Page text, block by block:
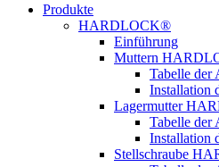
Produkte
HARDLOCK®
Einführung
Muttern
Tabelle der
Installation
Lagermutter
Tabelle der
Installation
Stellschraube